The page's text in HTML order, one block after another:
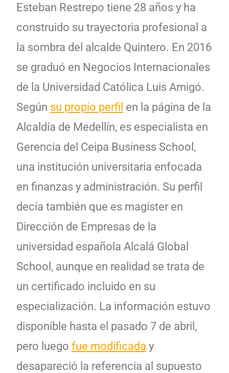
Esteban Restrepo tiene 28 años y ha
construido su trayectoria profesional a
la sombra del alcalde Quintero. En 2016
se graduó en Negocios Internacionales
de la Universidad Católica Luis Amigó.
Según su propio perfil en la página de la
Alcaldía de Medellín, es especialista en
Gerencia del Ceipa Business School,
una institución universitaria enfocada
en finanzas y administración. Su perfil
decía también que es magíster en
Dirección de Empresas de la
universidad española Alcalá Global
School, aunque en realidad se trata de
un certificado incluido en su
especialización. La información estuvo
disponible hasta el pasado 7 de abril,
pero luego fue modificada y
desapareció la referencia al supuesto